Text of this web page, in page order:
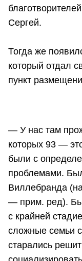
Сергей.
Тогда же
который отдал
пункт
— У нас там
которых 93 —
были с
проблемами.
Виллебранда
— прим. ред).
с крайней
сложные семьи
старались